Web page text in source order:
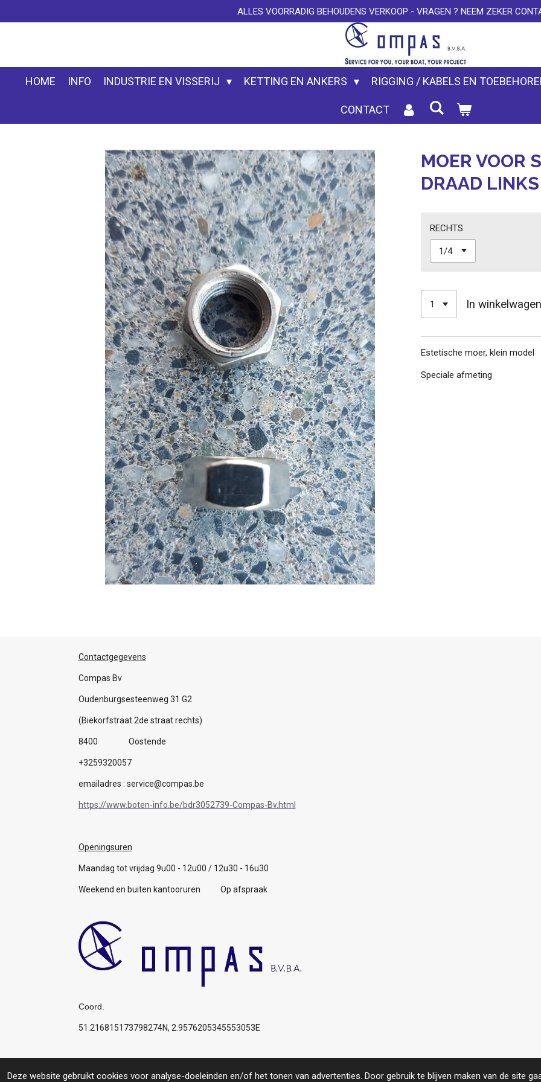
Deze website gebruikt cookies voor analyse-doeleinden en/of het tonen van advertenties. Door gebruik te blijven maken van de site
direct
hoofdinhoud
ALLES VOORRADIG BEHOUDENS VERKOOP - VRAGEN ? NEEM ZEKER
HOME INFO INDUSTRIE EN VISSERIJ KETTING EN ANKERS RIGGING / KABELS EN
CONTACT
MOER VOOR
DRAAD LINKS
RECHTS
In
Estetische moer, klein model
Speciale afmeting
Contactgegevens
Compas Bv
Oudenburgsesteenweg 31 G2
(Biekorfstraat 2de straat rechts)
8400 Oostende
+3259320057
emailadres : service@compas.be
https://www.boten-info.be/bdr3052739-Compas-Bv.html
Openingsuren
Maandag tot vrijdag 9u00 - 12u00 / 12u30 - 16u30
Weekend en buiten kantooruren Op afspraak
Coord.
51.216815173798274N, 2.9576205345553053E
© 2019 Compas: Service for you, your boat, your project. https://www.compas.be/